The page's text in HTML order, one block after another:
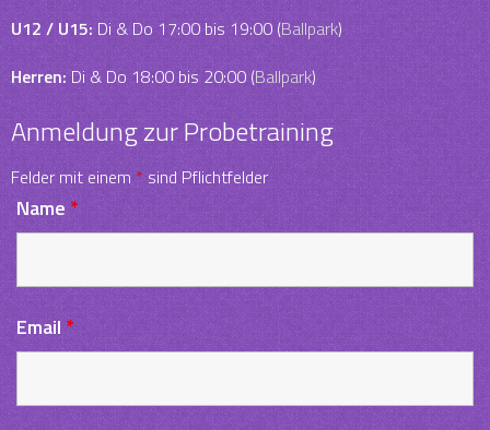
U12 / U15: Di & Do 17:00 bis 19:00 (Ballpark)
Herren: Di & Do 18:00 bis 20:00 (Ballpark)
Anmeldung zur Probetraining
Felder mit einem * sind Pflichtfelder
Name*
Email *